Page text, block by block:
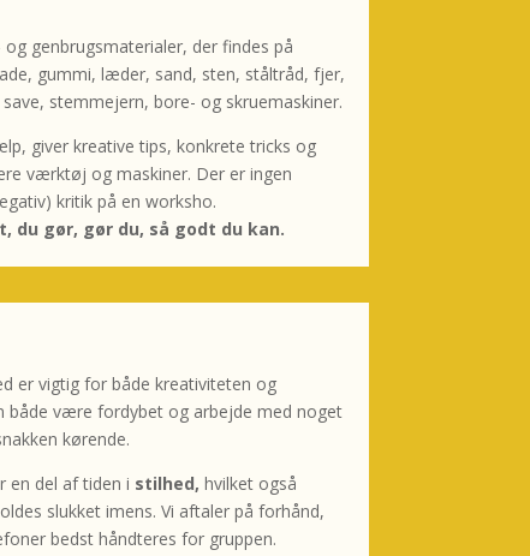
og genbrugsmaterialer, der findes på
gummi, læder, sand, sten, ståltråd, fjer,
stemmejern, bore- og skruemaskiner.
giver kreative tips, konkrete tricks og
værktøj og maskiner. Der er ingen
kritik på en worksho.
du gør, gør du, så godt du kan.
er vigtig for både kreativiteten og
både være fordybet og arbejde med noget
kørende.
en del af tiden i stilhed, hvilket også
slukket imens. Vi aftaler på forhånd,
bedst håndteres for gruppen.